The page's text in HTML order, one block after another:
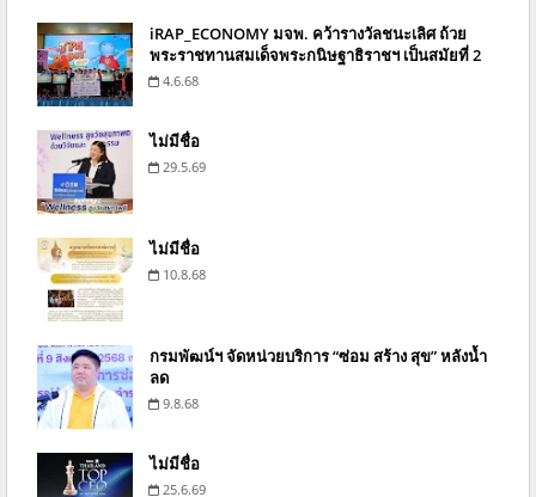
iRAP_ECONOMY มจพ. คว้ารางวัลชนะเลิศ ถ้วย
พระราชทานสมเด็จพระกนิษฐาธิราชฯ เป็นสมัยที่ 2
4.6.68
ไม่มีชื่อ
29.5.69
ไม่มีชื่อ
10.8.68
กรมพัฒน์ฯ จัดหน่วยบริการ “ซ่อม สร้าง สุข” หลังน้ำ
ลด
9.8.68
ไม่มีชื่อ
25.6.69